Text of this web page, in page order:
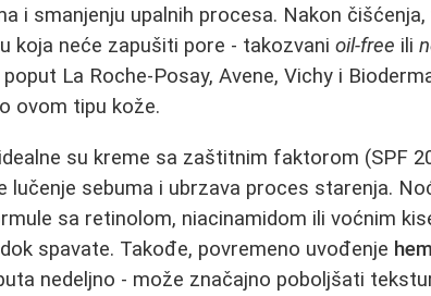
i smanjenju upalnih procesa. Nakon
koja neće zapušiti pore - takozvanioil-free ili
La Roche-Posay, Avene, Vichy i
ovom tipu kože.
su kreme sa zaštitnim faktorom (SPF
lučenje sebuma i ubrzava proces starenja.
sa retinolom, niacinamidom ili voćnim
spavate. Takođe, povremeno uvođenje
nedeljno - može značajno poboljšati